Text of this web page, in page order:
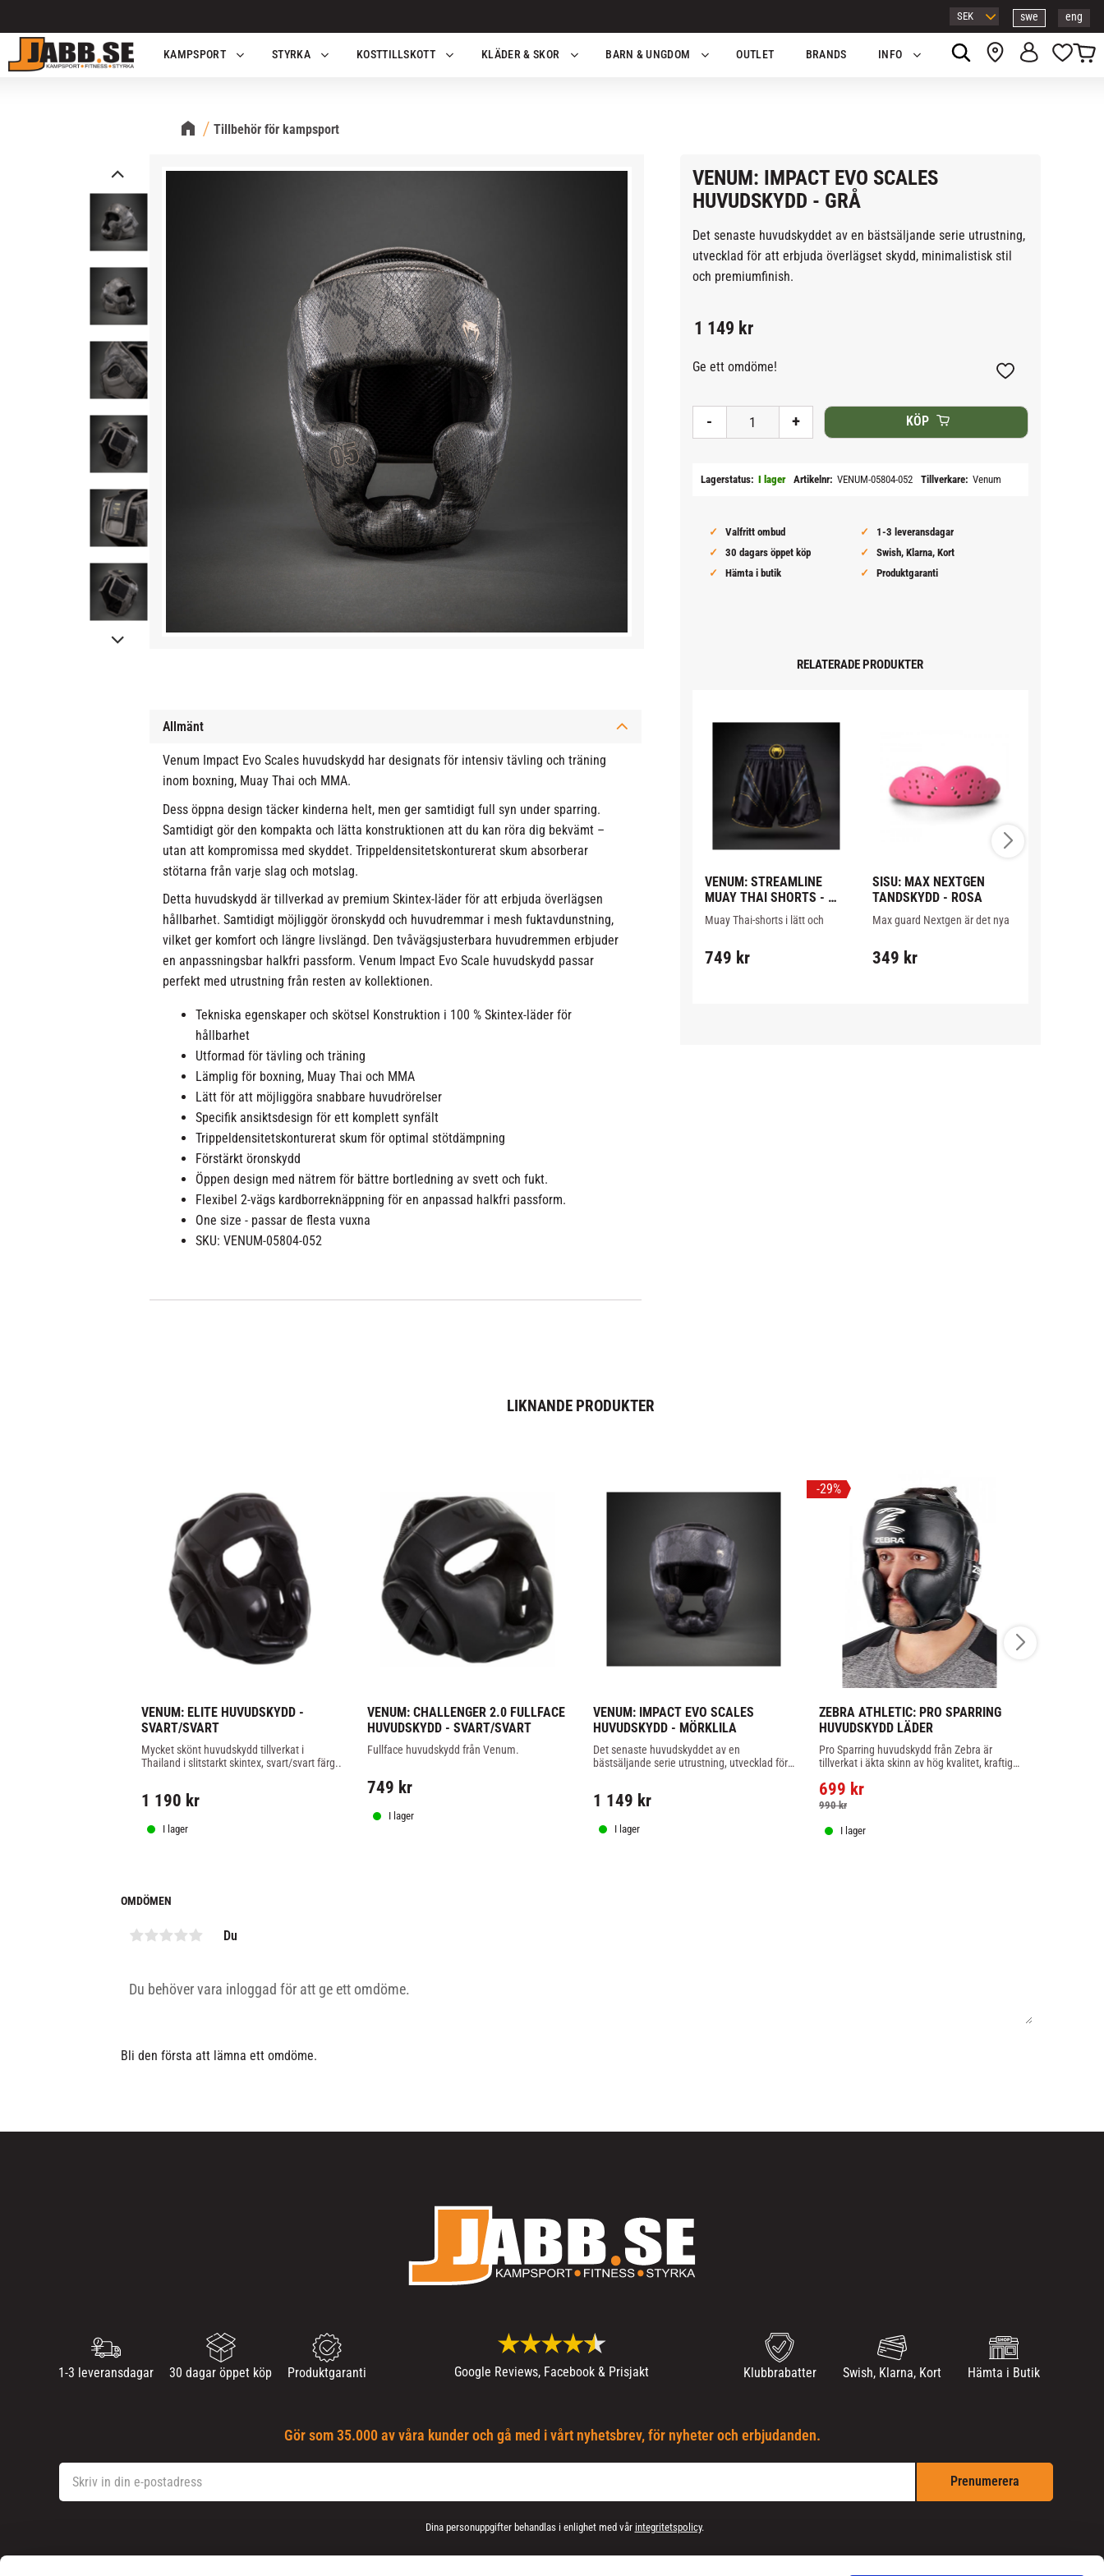
swe eng
KAMPSPORT
STYRKA KOSTTILLSKOTT KLÄDER & SKOR BARN & UNGDOM OUTLET BRANDS INFO
Tillbehör för kampsport
VENUM: IMPACT EVO SCALES
HUVUDSKYDD - GRÅ
Det senaste huvudskyddet av en bästsäljande serie utrustning,
utvecklad för att erbjuda överlägset skydd, minimalistisk stil
och premiumfinish.
1 149 kr
+
- KÖP
Lägg till i favoriter
Lagerstatus I lager Artikelnr VENUM-05804-052 Tillverkare Venum
Valfritt ombud
1-3 leveransdagar
30 dagars öppet köp
Swish, Klarna, Kort
Hämta i butik
Produktgaranti
Ge ett omdöme!
Allmänt
Venum Impact Evo Scales huvudskydd har designats för intensiv tävling och träning
inom boxning, Muay Thai och MMA.
Dess öppna design täcker kinderna helt, men ger samtidigt full syn under sparring.
Samtidigt gör den kompakta och lätta konstruktionen att du kan röra dig bekvämt –
utan att kompromissa med skyddet. Trippeldensitetskonturerat skum absorberar
stötarna från varje slag och motslag.
Detta huvudskydd är tillverkad av premium Skintex-läder för att erbjuda överlägsen
hållbarhet. Samtidigt möjliggör öronskydd och huvudremmar i mesh fuktavdunstning,
vilket ger komfort och längre livslängd. Den tvåvägsjusterbara huvudremmen erbjuder
en anpassningsbar halkfri passform. Venum Impact Evo Scale huvudskydd passar
perfekt med utrustning från resten av kollektionen.
Tekniska egenskaper och skötsel Konstruktion i 100 % Skintex-läder för
hållbarhet
Utformad för tävling och träning
Lämplig för boxning, Muay Thai och MMA
Lätt för att möjliggöra snabbare huvudrörelser
Specifik ansiktsdesign för ett komplett synfält
Trippeldensitetskonturerat skum för optimal stötdämpning
Förstärkt öronskydd
Öppen design med nätrem för bättre bortledning av svett och fukt.
Flexibel 2-vägs kardborreknäppning för en anpassad halkfri passform.
One size - passar de flesta vuxna
SKU: VENUM-05804-052
RELATERADE PRODUKTER
VENUM: STREAMLINE
MUAY THAI SHORTS -
SVART / GULD
Muay Thai-shorts i lätt och
för maximal rörlighet och
749 kr
SISU: MAX NEXTGEN
TANDSKYDD - ROSA
Max guard Nextgen är det nya
349 kr
LIKNANDE PRODUKTER
VENUM: ELITE HUVUDSKYDD -
SVART/SVART
Mycket skönt huvudskydd tillverkat i
Thailand i slitstarkt skintex, svart/svart färg..
1 190 kr
I lager
VENUM: CHALLENGER 2.0 FULLFACE
HUVUDSKYDD - SVART/SVART
Fullface huvudskydd från Venum.
749 kr
I lager
VENUM: IMPACT EVO SCALES
HUVUDSKYDD - MÖRKLILA
Det senaste huvudskyddet av en
bästsäljande serie utrustning, utvecklad för
1 149 kr
I lager
ZEBRA ATHLETIC: PRO SPARRING
HUVUDSKYDD LÄDER
Pro Sparring huvudskydd från Zebra är
tillverkat i äkta skinn av hög kvalitet, kraftig
699 kr
990kr
29%
I lager
OMDÖMEN
Du
Bli den första att lämna ett omdöme.
1-3 leveransdagar 30 dagar öppet köp Produktgaranti Google Reviews, Facebook & Prisjakt Klubbrabatter Swish, Klarna, Kort Hämta i Butik
Gör som 35.000 av våra kunder och gå med i vårt nyhetsbrev, för nyheter och erbjudanden.
Prenumerera
Dina personuppgifter behandlas i enlighet med vår integritetspolicy.